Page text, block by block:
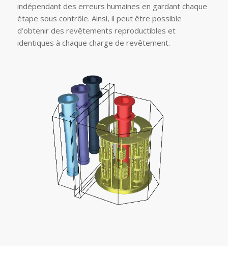
indépendant des erreurs humaines en gardant chaque
étape sous contrôle. Ainsi, il peut être possible
d’obtenir des revêtements reproductibles et
identiques à chaque charge de revêtement.